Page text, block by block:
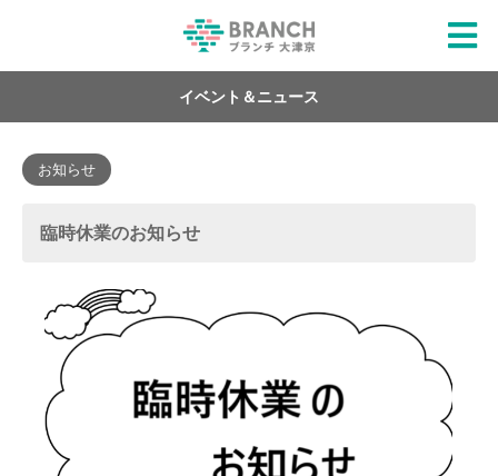
イベント＆ニュース
お知らせ
臨時休業のお知らせ